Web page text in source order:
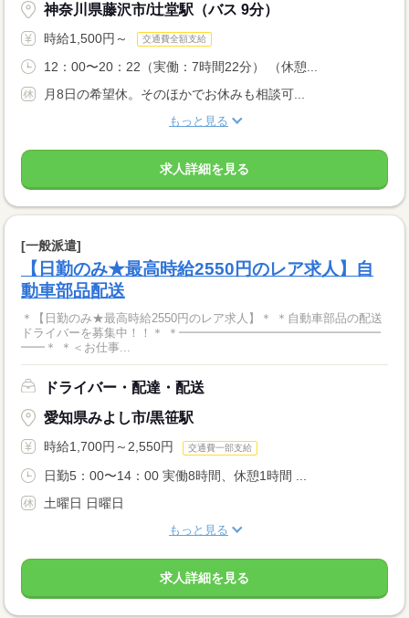
神奈川県藤沢市/辻堂駅（バス 9分）
時給1,500円～ 交通費全額支給
12：00〜20：22（実働：7時間22分） （休憩...
月8日の希望休。そのほかでお休みも相談可...
もっと見る
求人詳細を見る
[一般派遣]
【日勤のみ★最高時給2550円のレア求人】自
動車部品配送
＊【日勤のみ★最高時給2550円のレア求人】＊ ＊自動車部品の配送
ドライバーを募集中！！＊ ＊━━━━━━━━━━━━━━━━━
━━＊ ＊＜お仕事...
ドライバー・配達・配送
愛知県みよし市/黒笹駅
時給1,700円～2,550円 交通費一部支給
日勤5：00〜14：00 実働8時間、休憩1時間 ...
土曜日 日曜日
もっと見る
求人詳細を見る